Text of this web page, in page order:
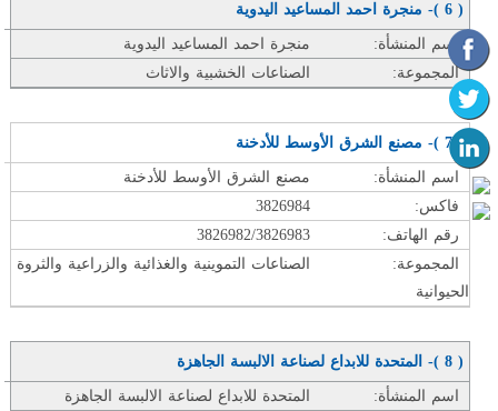
( 6 )- منجرة احمد المساعيد اليدوية
اسم المنشأة:
منجرة احمد المساعيد اليدوية
المجموعة:
الصناعات الخشبية والاثاث
( 7 )- مصنع الشرق الأوسط للأدخنة
اسم المنشأة:
مصنع الشرق الأوسط للأدخنة
فاكس:
3826984
رقم الهاتف:
3826982/3826983
المجموعة:
الصناعات التموينية والغذائية والزراعية والثروة
الحيوانية
( 8 )- المتحدة للابداع لصناعة الالبسة الجاهزة
اسم المنشأة:
المتحدة للابداع لصناعة الالبسة الجاهزة